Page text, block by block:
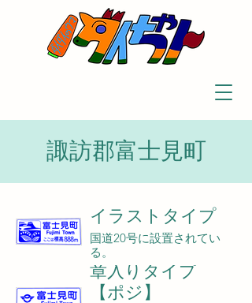
諏訪郡富士見町
イラストタイプ
国道20号に設置されてい
る。
章入りタイプ
【ポジ】